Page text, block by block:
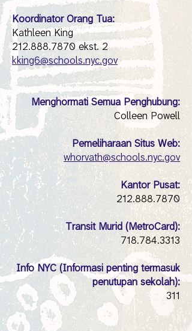
Koordinator Orang Tua:
Kathleen King
212.888.7870 ekst. 2
kking6@schools.nyc.gov
Menghormati Semua Penghubung:
Colleen Powell
Pemeliharaan Situs Web:
whorvath@schools.nyc.gov
Kantor Pusat:
212.888.7870
Transit Murid (MetroCard):
718.784.3313
Info NYC (Informasi penting termasuk
penutupan sekolah):
311